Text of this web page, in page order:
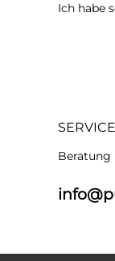
Ich habe
Beratung